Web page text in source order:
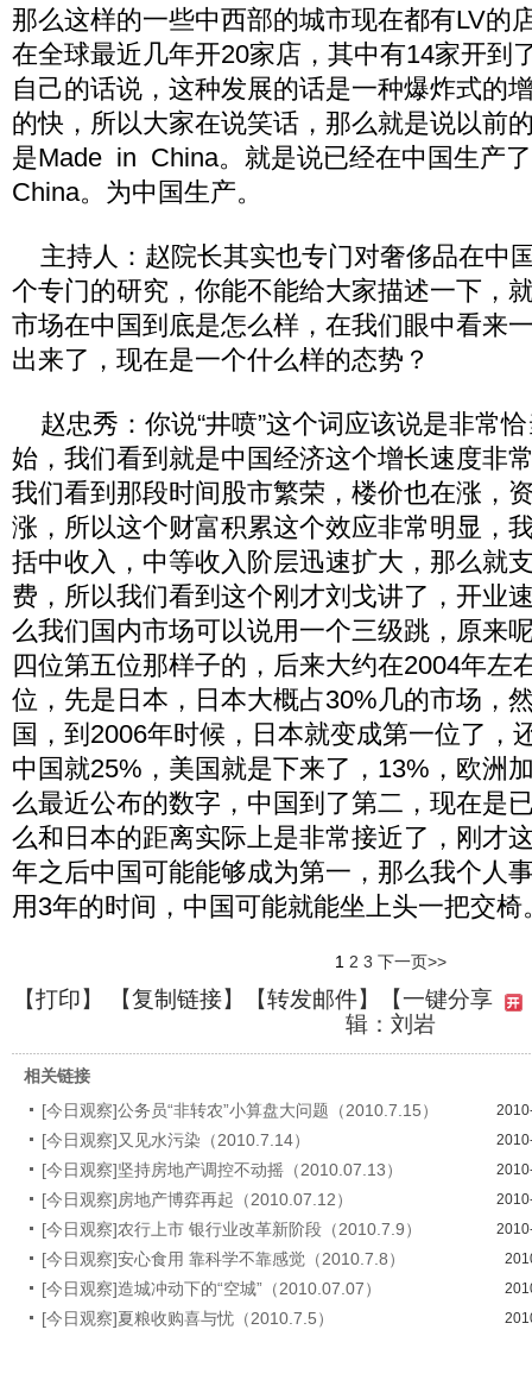
那么这样的一些中西部的城市现在都有LV的
在全球最近几年开20家店，其中有14家开到
自己的话说，这种发展的话是一种爆炸式的
的快，所以大家在说笑话，那么就是说以前
是Made in China。就是说已经在中国生产
China。为中国生产。
主持人：赵院长其实也专门对奢侈品在中
个专门的研究，你能不能给大家描述一下，
市场在中国到底是怎么样，在我们眼中看来
出来了，现在是一个什么样的态势？
赵忠秀：你说“井喷”这个词应该说是非常
始，我们看到就是中国经济这个增长速度非
我们看到那段时间股市繁荣，楼价也在涨，
涨，所以这个财富积累这个效应非常明显，
括中收入，中等收入阶层迅速扩大，那么就
费，所以我们看到这个刚才刘戈讲了，开业
么我们国内市场可以说用一个三级跳，原来
四位第五位那样子的，后来大约在2004年左
位，先是日本，日本大概占30%几的市场，
国，到2006年时候，日本就变成第一位了，
中国就25%，美国就是下来了，13%，欧洲
么最近公布的数字，中国到了第二，现在是
么和日本的距离实际上是非常接近了，刚才
年之后中国可能能够成为第一，那么我个人
用3年的时间，中国可能就能坐上头一把交椅
1 2 3 下一页>>
【打印】 【复制链接】【转发邮件】
【一键分享
辑：刘岩
相关链接
[今日观察]公务员“非转农”小算盘大问题（2010.7.15）
[今日观察]又见水污染（2010.7.14）
[今日观察]坚持房地产调控不动摇（2010.07.13）
[今日观察]房地产博弈再起（2010.07.12）
[今日观察]农行上市 银行业改革新阶段（2010.7.9）
[今日观察]安心食用 靠科学不靠感觉（2010.7.8）
[今日观察]造城冲动下的“空城”（2010.07.07）
[今日观察]夏粮收购喜与忧（2010.7.5）